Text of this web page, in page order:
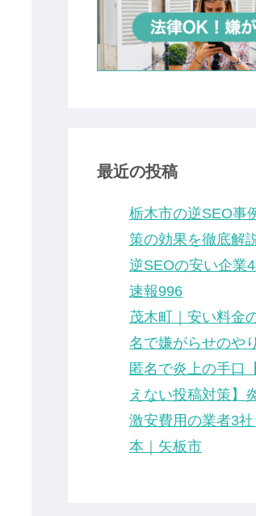
最近の投稿
栃木市の逆SEO事
策の効果を徹底解
逆SEOの安い企業
速報996
茂木町｜安い料金
名で嫌がらせのや
匿名で炎上の手口
えない投稿対策】
激安費用の業者3
本｜矢板市